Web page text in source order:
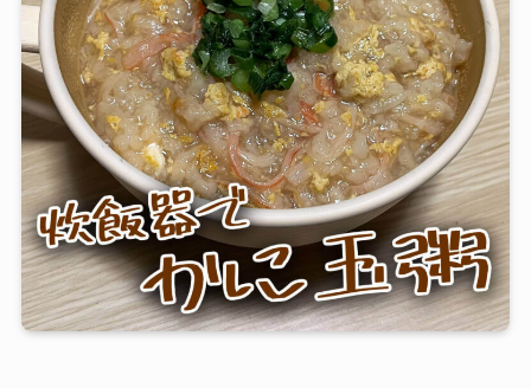
魚のおかず
芋類・副菜
シチュー・汁物
粉もの
記事カテゴリー
特集
ブログ